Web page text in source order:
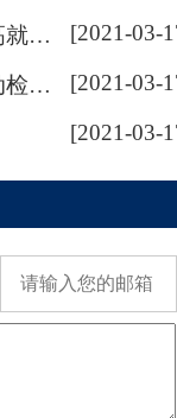
统的需求不断增
的企业加大了对电
是不是电源自动检测设备的价格越高就越好呢？ [2021-03-
企业怎样才能购得好的移动电源自动检测仪器呢？ [2021-03-
[2021-03-